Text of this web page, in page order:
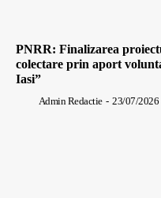
PNRR: Finalizarea
colectare prin aport
Iasi”
Admin Redactie - 23/07/2026